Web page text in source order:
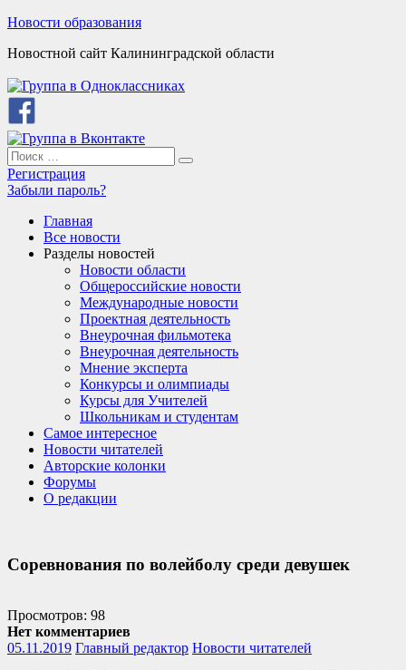
Skip
content
Новости образования
Новостной сайт Калининградской области
Search
for:
Search
Регистрация
Забыли пароль?
Главная
Все новости
Разделы новостей
Новости области
Общероссийские новости
Международные новости
Проектная деятельность
Внеурочная фильмотека
Внеурочная деятельность
Мнение эксперта
Конкурсы и олимпиады
Курсы для Учителей
Школьникам и студентам
Самое интересное
Новости читателей
Авторские колонки
Форумы
О редакции
Cоревнования по волейболу среди девушек
Просмотров: 98
Нет комментариев
05.11.2019 Главный редактор Новости читателей